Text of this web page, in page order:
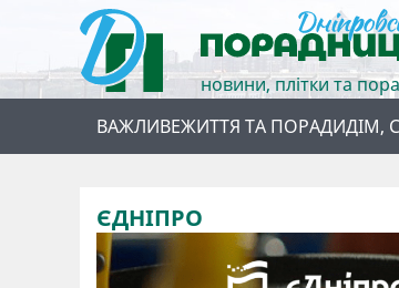
новини, плітки та
ВАЖЛИВЕЖИТТЯ ТА ПОРАДИДІМ,
ЄДНІПРО